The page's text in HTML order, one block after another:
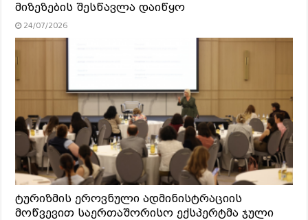
მიზეზების შესწავლა დაიწყო
24/07/2026
ტურიზმის ეროვნული ადმინისტრაციის
მოწვევით საერთაშორისო ექსპერტმა ჯული